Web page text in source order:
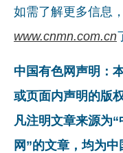
如需了解更多信息
www.cnmn.com.cn
中国有色网声明：
或页面内声明的版权
凡注明文章来源为
网”的文章，均为